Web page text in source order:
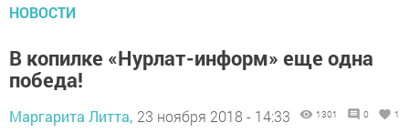
НОВОСТИ
В копилке «Нурлат-информ» еще одна
победа!
Маргарита Литта, 23 ноября 2018 - 14:33 1301 0 1